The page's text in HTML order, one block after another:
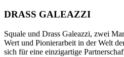
DRASS GALEAZZI
Squale und Drass Galeazzi, zwei
Wert und Pionierarbeit in der Welt
sich für eine einzigartige